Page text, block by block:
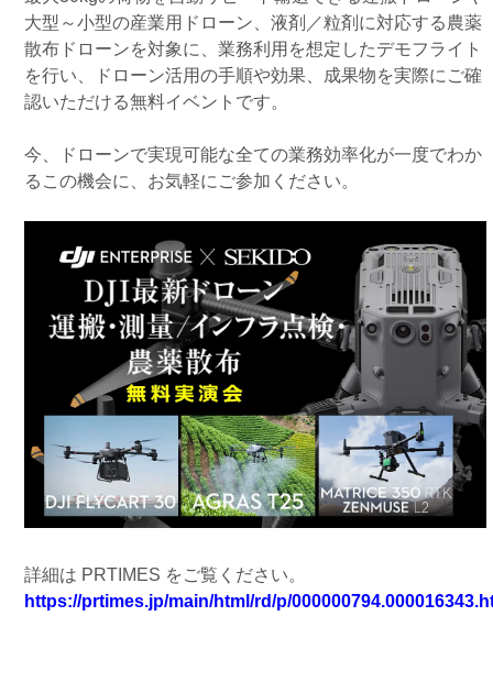
大型～小型の産業用ドローン、液剤／粒剤に対応する農薬
散布ドローンを対象に、業務利用を想定したデモフライト
を行い、ドローン活用の手順や効果、成果物を実際にご確
認いただける無料イベントです。
今、ドローンで実現可能な全ての業務効率化が一度でわか
るこの機会に、お気軽にご参加ください。
詳細は PRTIMES をご覧ください。
https://prtimes.jp/main/html/rd/p/